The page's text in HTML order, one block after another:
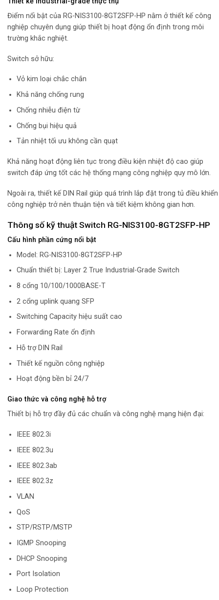
Điểm nổi bật của RG-NIS3100-8GT2SFP-HP nằm ở thiết kế công
nghiệp chuyên dụng giúp thiết bị hoạt động ổn định trong môi
trường khắc nghiệt.
Switch sở hữu:
Vỏ kim loại chắc chắn
Khả năng chống rung
Chống nhiễu điện từ
Chống bụi hiệu quả
Tản nhiệt tối ưu không cần quạt
Khả năng hoạt động liên tục trong điều kiện nhiệt độ cao giúp
switch đáp ứng tốt các hệ thống mạng công nghiệp quy mô lớn.
Ngoài ra, thiết kế DIN Rail giúp quá trình lắp đặt trong tủ điều khiển
công nghiệp trở nên thuận tiện và tiết kiệm không gian hơn.
Thông số kỹ thuật Switch RG-NIS3100-8GT2SFP-HP
Cấu hình phần cứng nổi bật
Model: RG-NIS3100-8GT2SFP-HP
Chuẩn thiết bị: Layer 2 True Industrial-Grade Switch
8 cổng 10/100/1000BASE-T
2 cổng uplink quang SFP
Switching Capacity hiệu suất cao
Forwarding Rate ổn định
Hỗ trợ DIN Rail
Thiết kế nguồn công nghiệp
Hoạt động bền bỉ 24/7
Giao thức và công nghệ hỗ trợ
Thiết bị hỗ trợ đầy đủ các chuẩn và công nghệ mạng hiện đại:
IEEE 802.3i
IEEE 802.3u
IEEE 802.3ab
IEEE 802.3z
VLAN
QoS
STP/RSTP/MSTP
IGMP Snooping
DHCP Snooping
Port Isolation
Loop Protection